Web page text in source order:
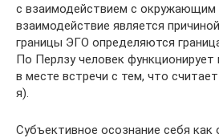
с взаимодействием с окружающим
взаимодействие является
границы ЭГО определяются
По Перлзу человек функционирует
в месте встречи с тем, что
я).
Субъективное осознание себя как